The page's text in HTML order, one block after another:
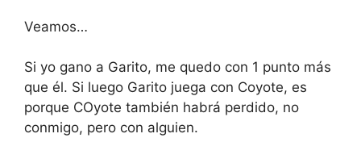
Veamos…
Si yo gano a Garito, me quedo con 1 punto más
que él. Si luego Garito juega con Coyote, es
porque COyote también habrá perdido, no
conmigo, pero con alguien.